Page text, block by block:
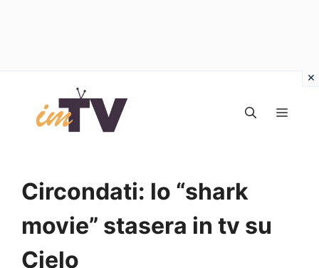
contenuto
Circondati: lo “shark
movie” stasera in tv su
Cielo